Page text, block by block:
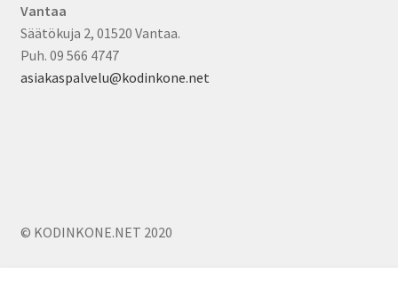
Vantaa
Säätökuja 2, 01520 Vantaa.
Puh. 09 566 4747
asiakaspalvelu@kodinkone.net
© KODINKONE.NET 2020